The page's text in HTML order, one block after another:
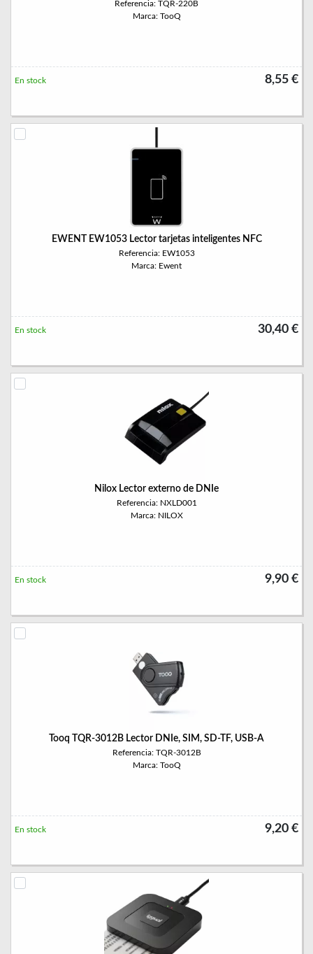
Referencia: TQR-220B
Marca: TooQ
8,55 €
En stock
EWENT EW1053 Lector tarjetas inteligentes NFC
Referencia: EW1053
Marca: Ewent
30,40 €
En stock
Nilox Lector externo de DNIe
Referencia: NXLD001
Marca: NILOX
9,90 €
En stock
Tooq TQR-3012B Lector DNIe, SIM, SD-TF, USB-A
Referencia: TQR-3012B
Marca: TooQ
9,20 €
En stock